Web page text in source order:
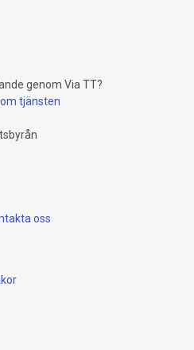
genom Via TT?
tjänsten
oss